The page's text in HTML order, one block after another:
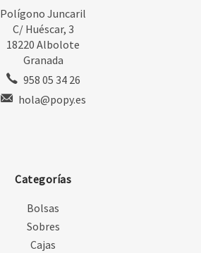
Polígono Juncaril
C/ Huéscar, 3
18220 Albolote
Granada
958 05 34 26
hola@popy.es
Categorías
Bolsas
Sobres
Cajas